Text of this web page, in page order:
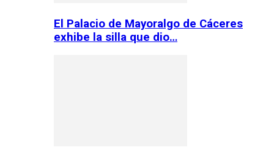
El Palacio de Mayoralgo de Cáceres
exhibe la silla que dio…